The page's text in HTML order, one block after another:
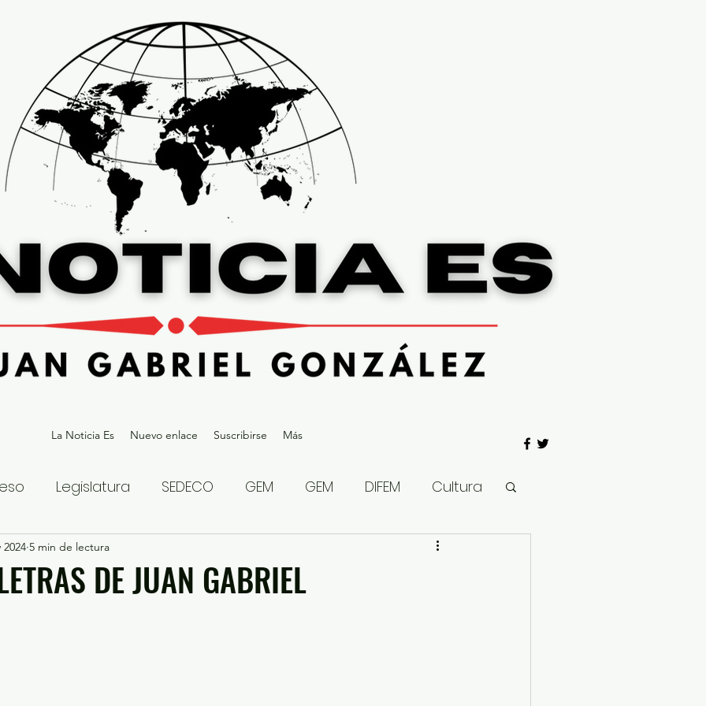
La Noticia Es Nuevo enlace Suscribirse Más
Legislatura SEDECO GEM GEM DIFEM Cultura
Gubernatura Edoméx 2023
DE JUAN GABRIEL
2024 5 min de lectura